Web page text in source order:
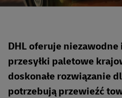
DHL oferuje
przesyłki paletowe
doskonałe rozwiązanie
potrzebują przewieźć